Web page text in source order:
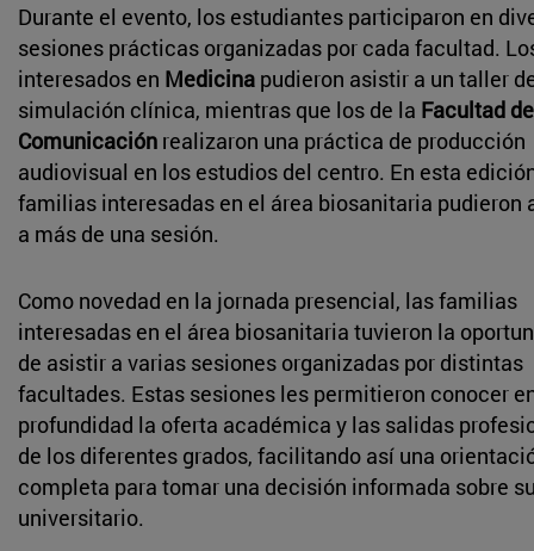
Durante el evento, los estudiantes participaron en
sesiones prácticas organizadas por cada facultad.
interesados en Medicina pudieron asistir a un taller
simulación clínica, mientras que los de la Facultad de
Comunicación realizaron una práctica de producción
audiovisual en los estudios del centro. En esta
familias interesadas en el área biosanitaria pudieron
a más de una sesión.
Como novedad en la jornada presencial, las familias
interesadas en el área biosanitaria tuvieron la
de asistir a varias sesiones organizadas por distintas
facultades. Estas sesiones les permitieron conocer
profundidad la oferta académica y las salidas
de los diferentes grados, facilitando así una
completa para tomar una decisión informada sobre
universitario.